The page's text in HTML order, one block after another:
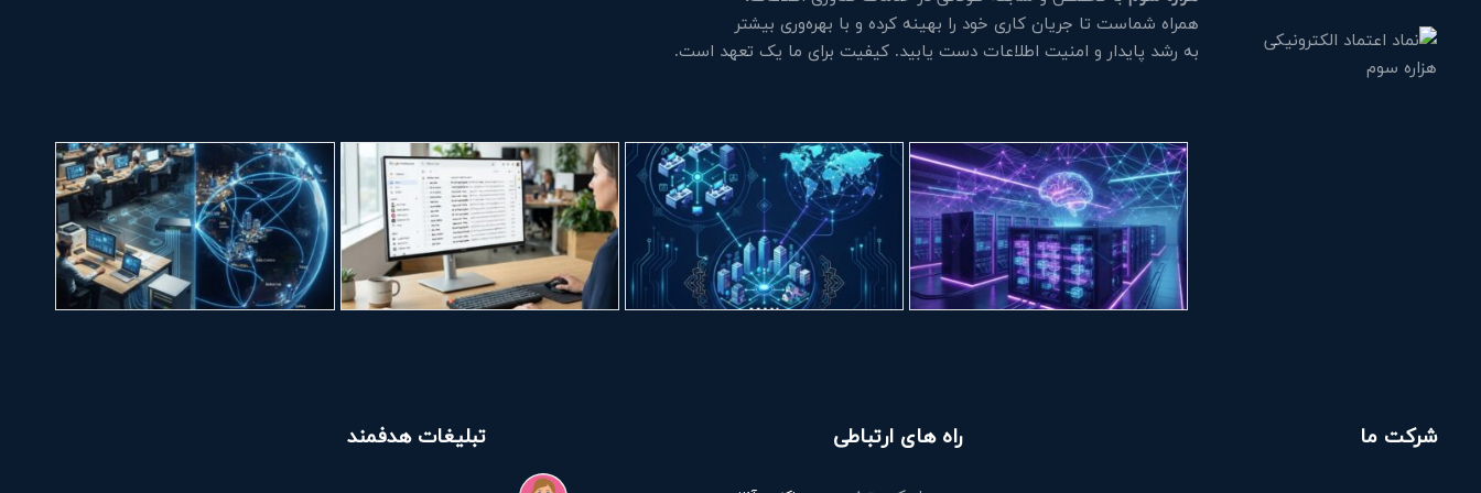
همراه شماست تا جریان کاری خود را بهینه کرده و با بهره‌وری بیشتر
به رشد پایدار و امنیت اطلاعات دست یابید. کیفیت برای ما یک تعهد است.
شرکت ما راه های ارتباطی تبلیغات هدفمند